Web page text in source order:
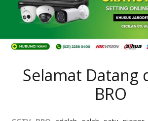
Selamat Datang
BRO